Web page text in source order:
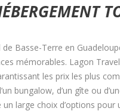
Basse-Terre en
mémorables. Lagon
les prix les plus
bungalow, d’un gîte ou
large choix d’options pour